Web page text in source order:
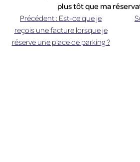
plus tôt que ma
La période de réservation
remboursée si vous sortez du
prévu.
Navigation
de
Précédent : Est-ce que je
reçois une facture lorsque je
réserve une place de parking ?